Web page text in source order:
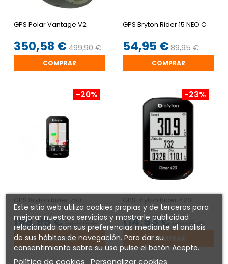
GPS Polar Vantage V2
350,58 €499,90 €
COMPRAR
GPS Bryton Rider 15 NEO C
54,95 €89,95 €
COMPRAR
-20%
GPS Bryton Rider 750E
199,95 €249,95 €
COMPRAR
-23%
GPS Bryton Rider 420E
114,95 €149,95 €
COMPRAR
Este sitio web utiliza cookies propias y de terceros para
mejorar nuestros servicios y mostrarle publicidad
relacionada con sus preferencias mediante el análisis
de sus hábitos de navegación. Para dar su
consentimiento sobre su uso pulse el botón Acepto.
Política de cookies Personalizar cookies